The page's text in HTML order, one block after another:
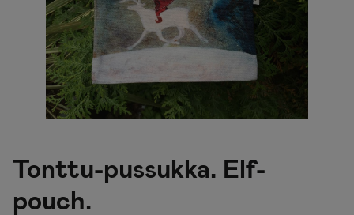
Tonttu-pussukka. Elf-
pouch.